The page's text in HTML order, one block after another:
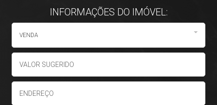
INFORMAÇÕES DO IMÓVEL:
VENDA